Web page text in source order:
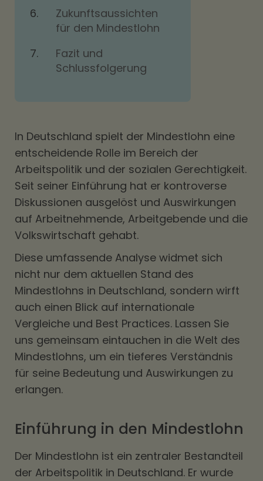
Zukunftsaussichten
für den Mindestlohn
Fazit und
Schlussfolgerung
In Deutschland spielt der Mindestlohn eine
entscheidende Rolle im Bereich der
Arbeitspolitik und der sozialen Gerechtigkeit.
Seit seiner Einführung hat er kontroverse
Diskussionen ausgelöst und Auswirkungen
auf Arbeitnehmende, Arbeitgebende und die
Volkswirtschaft gehabt.
Diese umfassende Analyse widmet sich
nicht nur dem aktuellen Stand des
Mindestlohns in Deutschland, sondern wirft
auch einen Blick auf internationale
Vergleiche und Best Practices. Lassen Sie
uns gemeinsam eintauchen in die Welt des
Mindestlohns, um ein tieferes Verständnis
für seine Bedeutung und Auswirkungen zu
erlangen.
Einführung in den Mindestlohn
Der Mindestlohn ist ein zentraler Bestandteil
der Arbeitspolitik in Deutschland. Er wurde